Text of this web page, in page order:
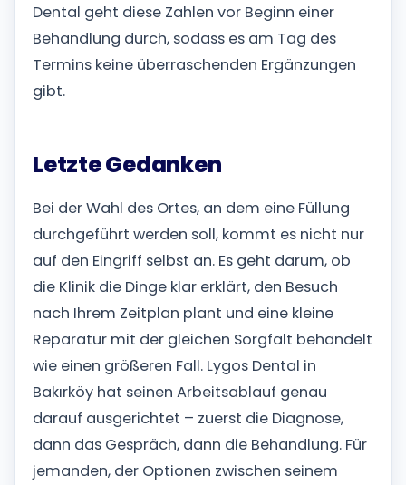
Dental geht diese Zahlen vor Beginn einer
Behandlung durch, sodass es am Tag des
Termins keine überraschenden Ergänzungen
gibt.
Letzte Gedanken
Bei der Wahl des Ortes, an dem eine Füllung
durchgeführt werden soll, kommt es nicht nur
auf den Eingriff selbst an. Es geht darum, ob
die Klinik die Dinge klar erklärt, den Besuch
nach Ihrem Zeitplan plant und eine kleine
Reparatur mit der gleichen Sorgfalt behandelt
wie einen größeren Fall. Lygos Dental in
Bakırköy hat seinen Arbeitsablauf genau
darauf ausgerichtet – zuerst die Diagnose,
dann das Gespräch, dann die Behandlung. Für
jemanden, der Optionen zwischen seinem